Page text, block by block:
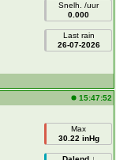
Snelh. /uur
0.000
Last rain
26-07-2026
15:47:52
Max
30.22 inHg